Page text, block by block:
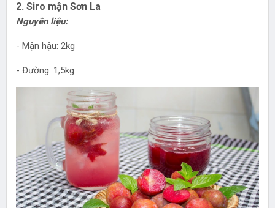
2. Siro mận Sơn La
Nguyên liệu:
- Mận hậu: 2kg
- Đường: 1,5kg